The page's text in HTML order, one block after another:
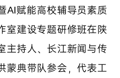
AI赋能高校辅导员素质
室建设专题研修班在陕
主持人、长江新闻与传
蒙典带队参会，代表工